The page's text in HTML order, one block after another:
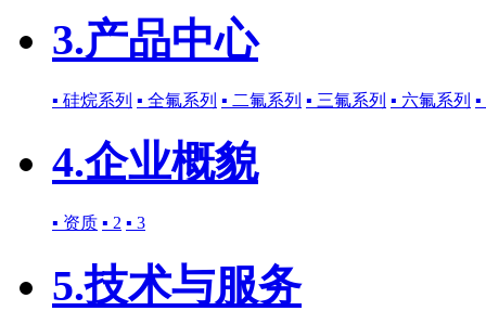
3.产品中心
▪ 硅烷系列 ▪ 全氟系列 ▪ 二氟系列 ▪ 三氟系列 ▪ 六氟系列
4.企业概貌
▪ 资质 ▪ 2 ▪ 3
5.技术与服务